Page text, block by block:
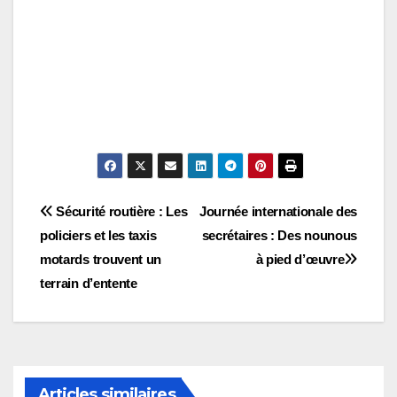
Navigation
de
l’article
Journée internationale des
secrétaires : Des nounous
à pied d’œuvre
Sécurité routière : Les
policiers et les taxis
motards trouvent un
terrain d’entente